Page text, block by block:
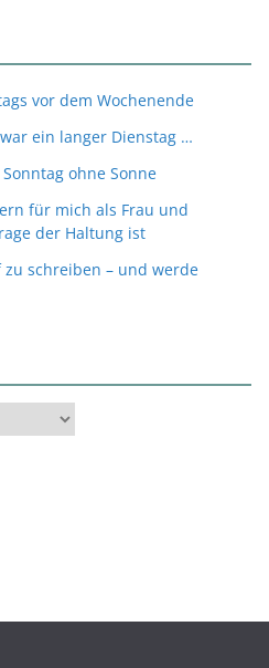
vor dem Wochenende
ein langer Dienstag …
ohne Sonne
für mich als Frau und
der Haltung ist
schreiben – und werde